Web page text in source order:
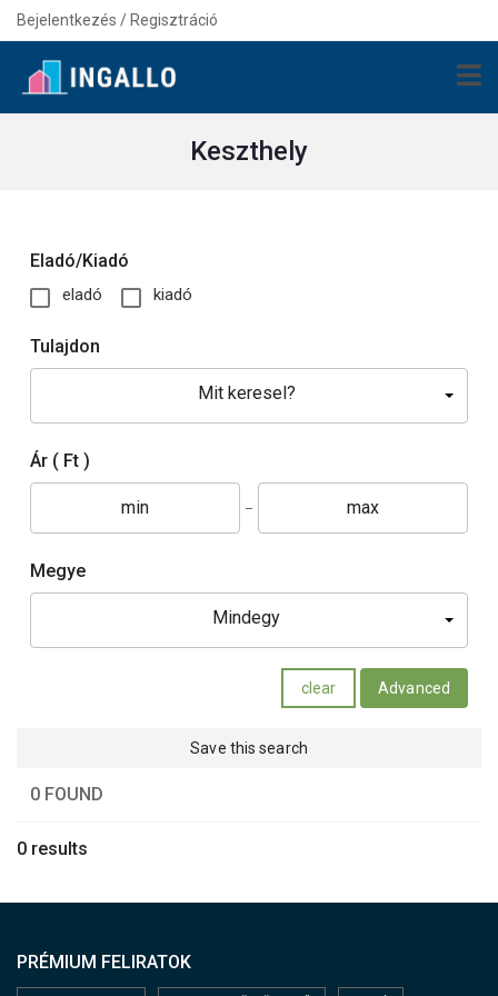
Bejelentkezés / Regisztráció
Keszthely
Eladó/Kiadó
eladó kiadó
Tulajdon
Mit keresel?
Ár ( Ft )
Megye
Mindegy
clear Advanced
Save this search
0 FOUND
0 results
PRÉMIUM FELIRATOK